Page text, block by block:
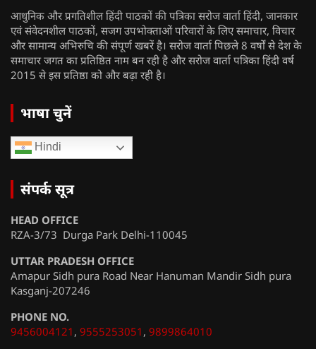
आधुनिक और प्रगतिशील हिंदी पाठकों की पत्रिका सरोज वार्ता हिंदी, जानकार
एवं संवेदनशील पाठकों, सजग उपभोक्ताओं परिवारों के लिए समाचार, विचार
और सामान्य अभिरुचि की संपूर्ण खबरें है। सरोज वार्ता पिछले 8 वर्षों से देश के
समाचार जगत का प्रतिष्ठित नाम बन रही है और सरोज वार्ता पत्रिका हिंदी वर्ष
2015 से इस प्रतिष्ठा को और बढ़ा रही है।
भाषा चुनें
Hindi
संपर्क सूत्र
HEAD OFFICE
RZA-3/73 Durga Park Delhi-110045
UTTAR PRADESH OFFICE
Amapur Sidh pura Road Near Hanuman Mandir Sidh pura
Kasganj-207246
PHONE NO.
9456004121 , 9555253051 , 9899864010